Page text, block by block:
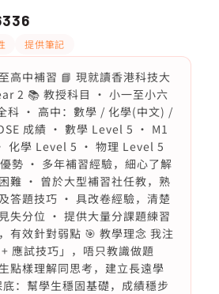
提供筆記
高中補習 📘 現就讀香港科技大
2 📚 教授科目 • 小一至小六
科 • 高中：數學 / 化學(中文) /
成績 • 數學 Level 5 • M1
化學 Level 5 • 物理 Level 5
勢 • 多年補習經驗，細心了解
難 • 曾於大型補習社任教，熟
答題技巧 • 具改卷經驗，清楚
失分位 • 提供大量分課題練習
有效針對弱點 🎯 教學理念 我注
應試技巧」，唔只教識做題
點樣理解同思考，建立長遠學
底：幫學生穩固基礎，成績穩步